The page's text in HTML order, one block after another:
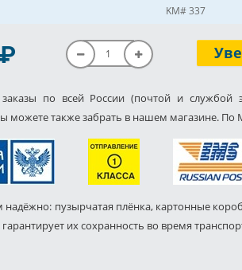
KM# 337
P
по всей России (почтой и службой
можете также забрать в нашем магазине. По
пузырчатая плёнка, картонные
гарантирует их сохранность во время